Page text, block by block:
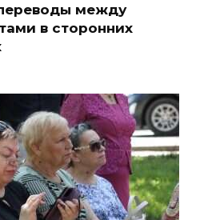
между
в сторонних